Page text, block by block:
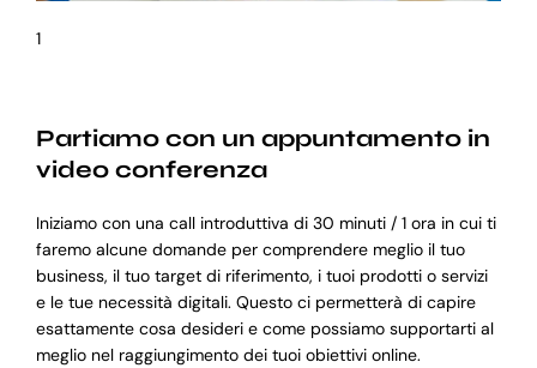
1
Partiamo con un appuntamento in
video conferenza
Iniziamo con una call introduttiva di 30 minuti / 1 ora in cui ti
faremo alcune domande per comprendere meglio il tuo
business, il tuo target di riferimento, i tuoi prodotti o servizi
e le tue necessità digitali. Questo ci permetterà di capire
esattamente cosa desideri e come possiamo supportarti al
meglio nel raggiungimento dei tuoi obiettivi online.